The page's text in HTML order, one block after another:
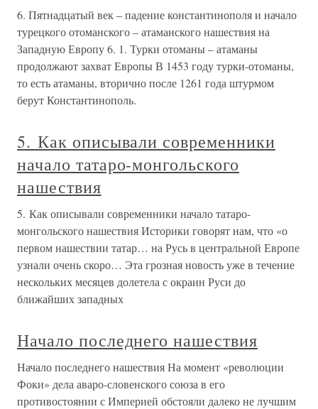
6. Пятнадцатый век – падение константинополя и начало
турецкого отоманского – атаманского нашествия на
Западную Европу 6. 1. Турки отоманы – атаманы
продолжают захват Европы В 1453 году турки-отоманы,
то есть атаманы, вторично после 1261 года штурмом
берут Константинополь.
5. Как описывали современники
начало татаро-монгольского
нашествия
5. Как описывали современники начало татаро-
монгольского нашествия Историки говорят нам, что «о
первом нашествии татар… на Русь в центральной Европе
узнали очень скоро… Эта грозная новость уже в течение
нескольких месяцев долетела с окраин Руси до
ближайших западных
Начало последнего нашествия
Начало последнего нашествия На момент «революции
Фоки» дела аваро-словенского союза в его
противостоянии с Империей обстояли далеко не лучшим